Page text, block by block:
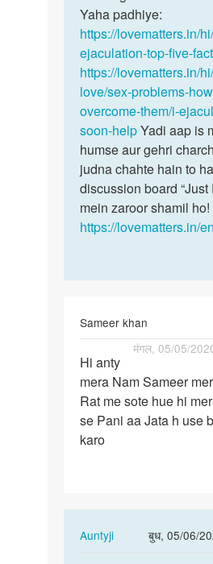
Yaha padhiye:
https://lovematters.in/
ejaculation-top-five-
https://lovematters.in/
love/sex-problems-
overcome-them/i-
soon-helpYadi aap is
humse aur gehri
judna chahte hain to
discussion board “Just
mein zaroor shamil ho!
https://lovematters.in/
Sameer khan
मंगल, 05/05/2020
Hi
anty
mera
Nam
Sameer
Hi anty
mera Nam Sameer
Rat me sote hue hi
se Pani aa Jata h use
karo
Auntyji
बुध, 05/06/
In